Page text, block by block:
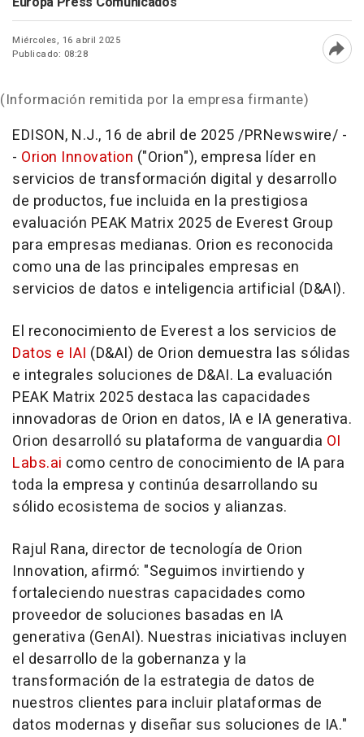
Miércoles, 16 abril 2025
Publicado: 08:28
(Información remitida por la empresa firmante)
EDISON, N.J., 16 de abril de 2025/PRNewswire/ -
- Orion Innovation ("Orion"), empresa líder en
servicios de transformación digital y desarrollo
de productos, fue incluida en la prestigiosa
evaluación PEAK Matrix 2025 de Everest Group
para empresas medianas. Orion es reconocida
como una de las principales empresas en
servicios de datos e inteligencia artificial (D&AI).
El reconocimiento de Everest a los servicios de
Datos e IAI (D&AI) de Orion demuestra las sólidas
e integrales soluciones de D&AI. La evaluación
PEAK Matrix 2025 destaca las capacidades
innovadoras de Orion en datos, IA e IA generativa.
Orion desarrolló su plataforma de vanguardia OI
Labs.ai como centro de conocimiento de IA para
toda la empresa y continúa desarrollando su
sólido ecosistema de socios y alianzas.
Rajul Rana, director de tecnología de Orion
Innovation, afirmó: "Seguimos invirtiendo y
fortaleciendo nuestras capacidades como
proveedor de soluciones basadas en IA
generativa (GenAI). Nuestras iniciativas incluyen
el desarrollo de la gobernanza y la
transformación de la estrategia de datos de
nuestros clientes para incluir plataformas de
datos modernas y diseñar sus soluciones de IA."